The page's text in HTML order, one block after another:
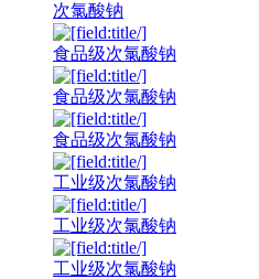
次氯酸钠
食品级次氯酸钠
食品级次氯酸钠
食品级次氯酸钠
工业级次氯酸钠
工业级次氯酸钠
工业级次氯酸钠